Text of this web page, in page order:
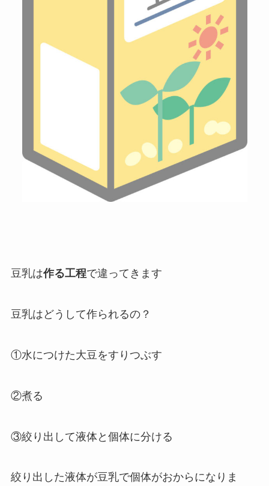
豆乳は作る工程で違ってきます
豆乳はどうして作られるの？
①水につけた大豆をすりつぶす
②煮る
③絞り出して液体と個体に分ける
絞り出した液体が豆乳で個体がおからになりま